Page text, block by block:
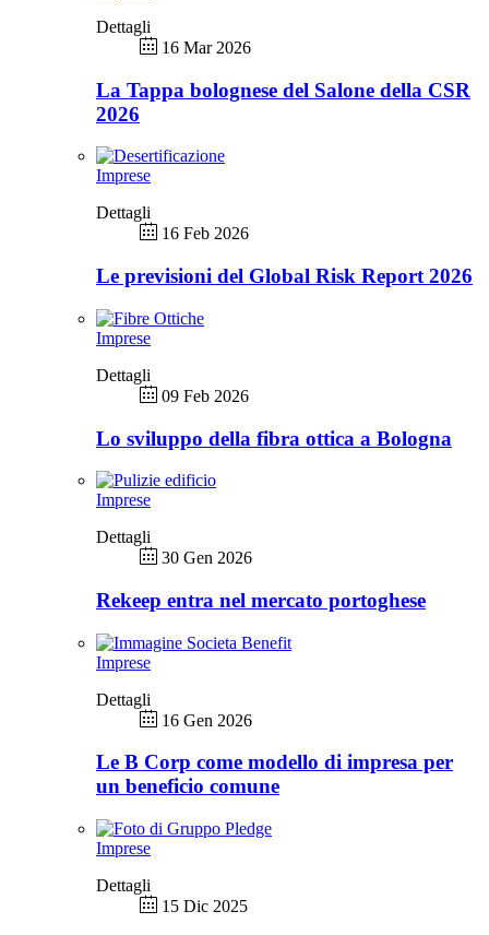
Dettagli
16 Mar 2026
La Tappa bolognese del Salone della CSR
2026
Imprese
Dettagli
16 Feb 2026
Le previsioni del Global Risk Report 2026
Imprese
Dettagli
09 Feb 2026
Lo sviluppo della fibra ottica a Bologna
Imprese
Dettagli
30 Gen 2026
Rekeep entra nel mercato portoghese
Imprese
Dettagli
16 Gen 2026
Le B Corp come modello di impresa per
un beneficio comune
Imprese
Dettagli
15 Dic 2025